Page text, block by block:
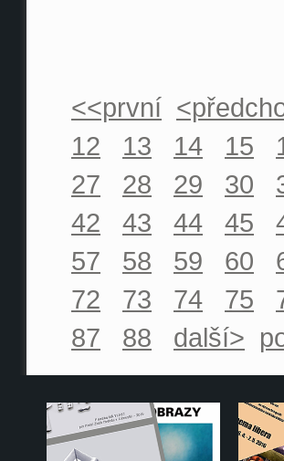
<<první
12
13 14 15
27
28 29 30
42
43 44 45
57
58 59 60
72
73 74 75
87
88 další>